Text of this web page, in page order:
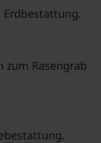
Rasengrab